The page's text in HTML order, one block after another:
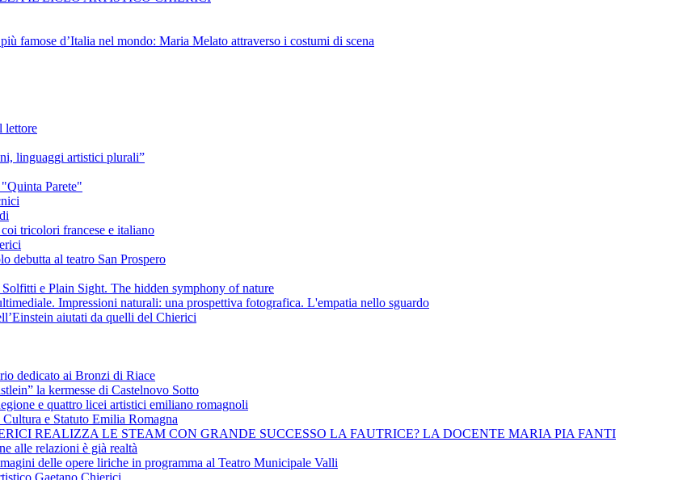
famose d’Italia nel mondo: Maria Melato attraverso i costumi di scena
lettore
linguaggi artistici plurali”
Parete"
tricolori francese e italiano
debutta al teatro San Prospero
e Plain Sight. The hidden symphony of nature
Impressioni naturali: una prospettiva fotografica. L'empatia nello sguardo
aiutati da quelli del Chierici
dedicato ai Bronzi di Riace
la kermesse di Castelnovo Sotto
e quattro licei artistici emiliano romagnoli
e Statuto Emilia Romagna
REALIZZA LE STEAM CON GRANDE SUCCESSO LA FAUTRICE? LA DOCENTE MARIA PIA FANTI
alle relazioni è già realtà
delle opere liriche in programma al Teatro Municipale Valli